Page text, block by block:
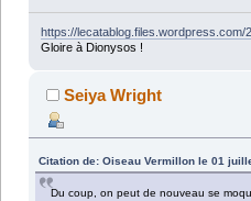
https://lecatablog.files.wordpress.com/
Gloire à Dionysos !
Seiya Wright
Citation de: Oiseau Vermillon le 01
Du coup, on peut de nouveau se